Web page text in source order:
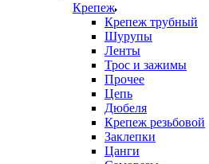
Крепеж
Крепеж трубный
Шурупы
Ленты
Трос и зажимы
Прочее
Цепь
Дюбеля
Крепеж резьбовой
Заклепки
Цанги